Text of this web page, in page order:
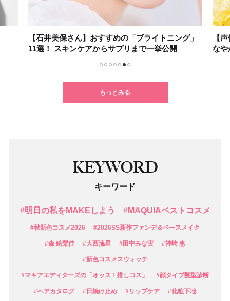
【石井美保さん】おすすめの「ブライトニング」
11選！ スキンケアからサプリまで一挙公開
【声優・小
なやかな身
もっとみる
KEYWORD
キーワード
#明日の私をMAKEしよう #MAQUIAベストコスメ
#秋新色コスメ2026 #2026SS新作ファンデ＆ベースメイク
#森 絵梨佳 #大西流星 #田中みな実 #神崎 恵
#新色コスメスウォッチ
#マキアエディターズの「オッス！推しコス」 #顔タイプ髪型診断
#ヘアカタログ #日焼け止め #リップケア #化粧下地